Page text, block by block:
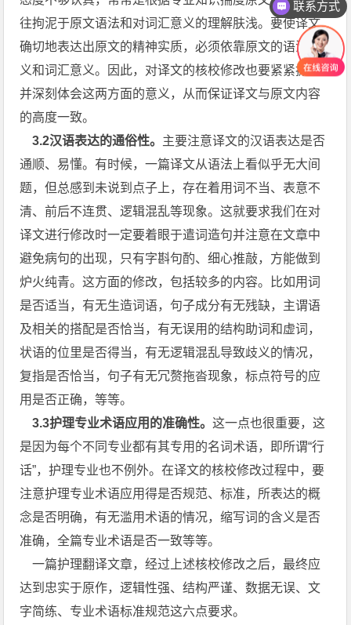
往拘泥于原文语法和对词汇意义的理解肤浅。要使译文
确切地表达出原文的精神实质，必须依靠原文的语法意
义和词汇意义。因此，对译文的核校修改也要紧紧抓住
并深刻体会这两方面的意义，从而保证译文与原文内容
的高度一致。
3.2汉语表达的通俗性。 主要注意译文的汉语表达是否
通顺、易懂。有时候，一篇译文从语法上看似乎无大间
题，但总感到未说到点子上，存在着用词不当、表意不
清、前后不连贯、逻辑混乱等现象。这就要求我们在对
译文进行修改时一定要着眼于遣词造句并注意在文章中
避免病句的出现，只有字斟句酌、细心推敲，方能做到
炉火纯青。这方面的修改，包括较多的内容。比如用词
是否适当，有无生造词语，句子成分有无残缺，主谓语
及相关的搭配是否恰当，有无误用的结构助词和虚词，
状语的位里是否得当，有无逻辑混乱导致歧义的情况，
复指是否恰当，句子有无冗赘拖沓现象，标点符号的应
用是否正确，等等。
3.3护理专业术语应用的准确性。这一点也很重要，这
是因为每个不同专业都有其专用的名词术语，即所谓“行
话”，护理专业也不例外。在译文的核校修改过程中，要
注意护理专业术语应用得是否规范、标准，所表达的概
念是否明确，有无滥用术语的情况，缩写词的含义是否
准确，全篇专业术语是否一致等等。
一篇护理翻译文章，经过上述核校修改之后，最终应
达到忠实于原作，逻辑性强、结构严谨、数据无误、文
字简练、专业术语标准规范这六点要求。
联系方式